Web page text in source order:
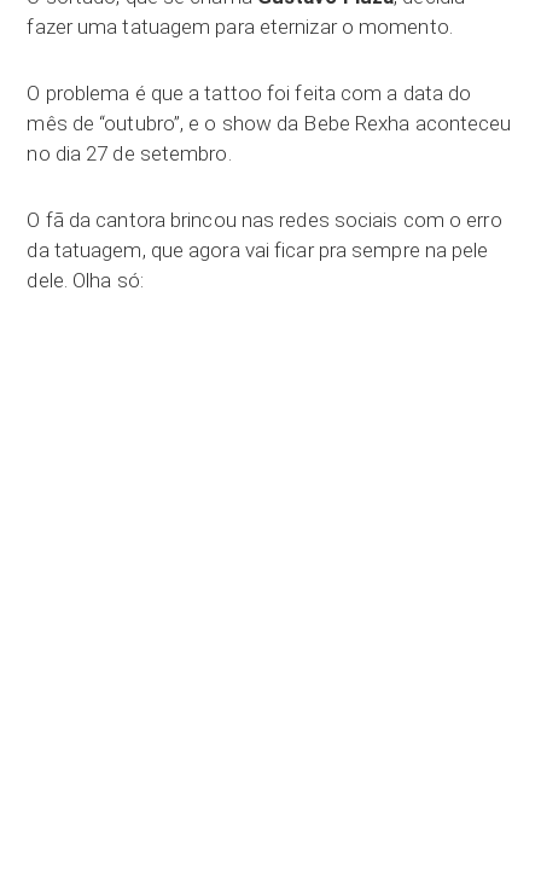
fazer uma tatuagem para eternizar o momento.
O problema é que a tattoo foi feita com a data do
mês de “outubro”, e o show da Bebe Rexha aconteceu
no dia 27 de setembro.
O fã da cantora brincou nas redes sociais com o erro
da tatuagem, que agora vai ficar pra sempre na pele
dele. Olha só: